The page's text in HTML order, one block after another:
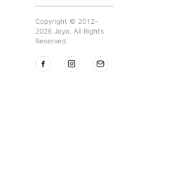
Copyright © 2012-
2026 Joyo. All Rights
Reserved.